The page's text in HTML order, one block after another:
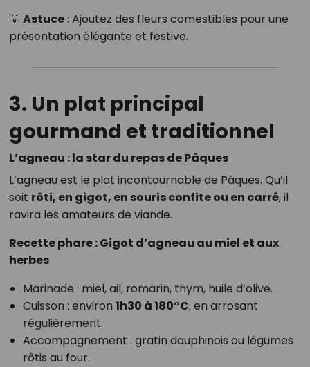
💡Astuce: Ajoutez des fleurs comestibles pour une
présentation élégante et festive.
3. Un plat principal
gourmand et traditionnel
L’agneau : la star du repas de Pâques
L’agneau est le plat incontournable de Pâques. Qu’il
soit rôti, en gigot, en souris confite ou en carré, il
ravira les amateurs de viande.
Recette phare : Gigot d’agneau au miel et aux
herbes
Marinade : miel, ail, romarin, thym, huile d’olive.
Cuisson : environ 1h30 à 180°C, en arrosant
régulièrement.
Accompagnement : gratin dauphinois ou légumes
rôtis au four.